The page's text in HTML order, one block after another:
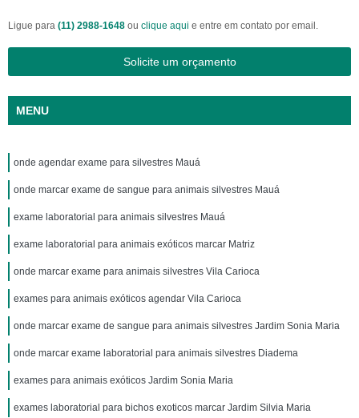
Ligue para (11) 2988-1648 ou clique aqui e entre em contato por email.
Solicite um orçamento
MENU
onde agendar exame para silvestres Mauá
onde marcar exame de sangue para animais silvestres Mauá
exame laboratorial para animais silvestres Mauá
exame laboratorial para animais exóticos marcar Matriz
onde marcar exame para animais silvestres Vila Carioca
exames para animais exóticos agendar Vila Carioca
onde marcar exame de sangue para animais silvestres Jardim Sonia Maria
onde marcar exame laboratorial para animais silvestres Diadema
exames para animais exóticos Jardim Sonia Maria
exames laboratorial para bichos exoticos marcar Jardim Silvia Maria